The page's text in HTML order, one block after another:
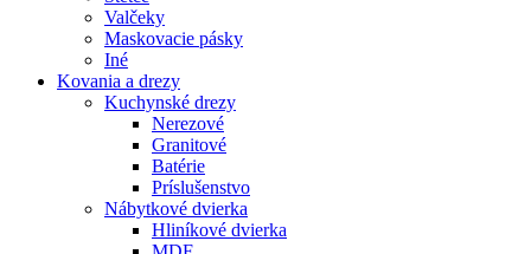
Valčeky
Maskovacie pásky
Iné
Kovania a drezy
Kuchynské drezy
Nerezové
Granitové
Batérie
Príslušenstvo
Nábytkové dvierka
Hliníkové dvierka